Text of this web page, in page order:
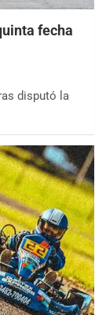
fecha
disputó la